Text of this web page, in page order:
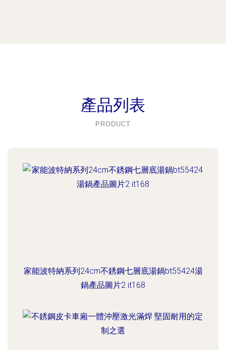
產品列表
PRODUCT
家能波特納系列24cm不銹鋼七層底湯鍋bt55424湯
鍋產品圖片2 it168